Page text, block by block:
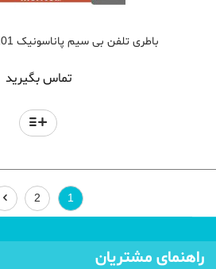
باطری تلفن بی سیم پاناسونیک HHR_P101 موریسل
تماس بگیرید
1
2
راهنمای مشتریان